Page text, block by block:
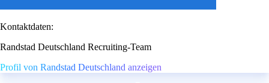
Kontaktdaten:
Randstad Deutschland Recruiting-Team
Profil von Randstad Deutschland anzeigen